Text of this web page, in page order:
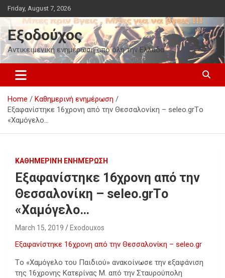
Skip
to
content
Friday, August 7, 2026
Εξοδούχος
Αντικειμενική ενημέρωση από όλη την Ελλάδα
Home
Καθημερινή ενημέρωση
Εξαφανίστηκε 16χρονη από την Θεσσαλονίκη – seleo.grTο
«Χαμόγελο…
ΚΑΘΗΜΕΡΙΝΉ ΕΝΗΜΈΡΩΣΗ
Εξαφανίστηκε 16χρονη από την
Θεσσαλονίκη – seleo.grTο
«Χαμόγελο…
March 15, 2019 Exodouxos
Εξαφανίστηκε 16χρονη από την Θεσσαλονίκη – seleo.gr
Tο «Χαμόγελο του Παιδιού» ανακοίνωσε την εξαφάνιση
της 16χρονης Κατερίνας Μ. από την Σταυρούπολη